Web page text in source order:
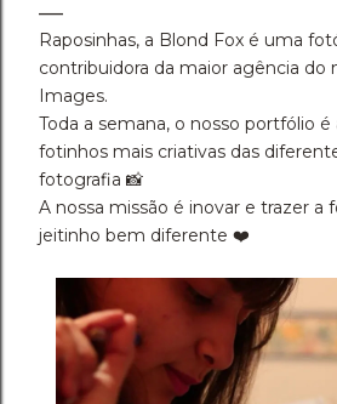
Raposinhas, a Blond Fox é uma
contribuidora da maior agência do
Images.
Toda a semana, o nosso portfólio
fotinhos mais criativas das
fotografia 📸
A nossa missão é inovar e trazer a
jeitinho bem diferente ❤️